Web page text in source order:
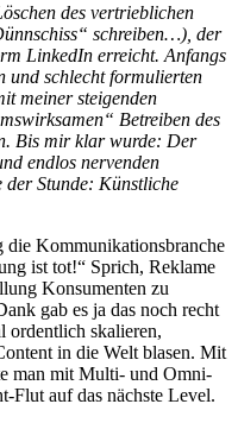
des vertrieblichen
schreiben…), der
LinkedIn erreicht. Anfangs
und schlecht formulierten
meiner steigenden
Betreiben des
Bis mir klar wurde: Der
endlos nervenden
der Stunde: Künstliche
die Kommunikationsbranche
ist tot!“ Sprich, Reklame
Konsumenten zu
gab es ja das noch recht
ordentlich skalieren,
in die Welt blasen. Mit
man mit Multi- und Omni-
Flut auf das nächste Level.